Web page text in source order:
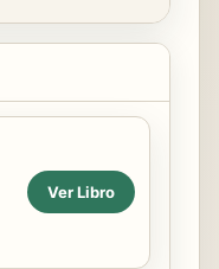
Ver Libro